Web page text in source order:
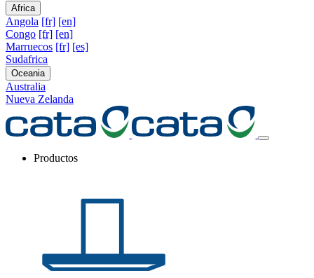
Africa
Angola [fr] [en]
Congo [fr] [en]
Marruecos [fr] [es]
Sudafrica
Oceania
Australia
Nueva Zelanda
Productos